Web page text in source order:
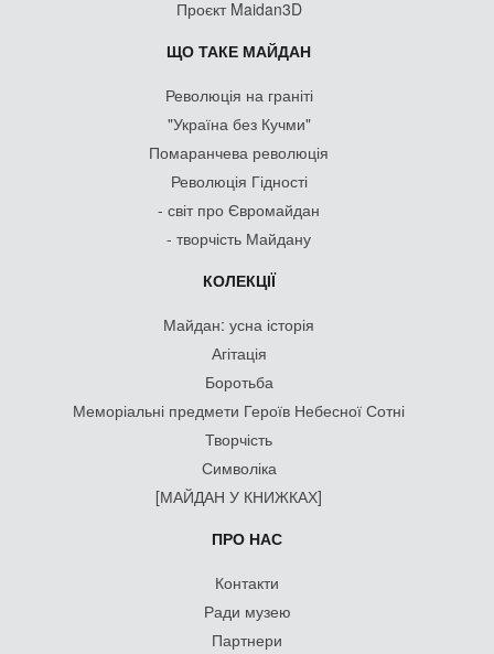
Проєкт Maidan3D
ЩО ТАКЕ МАЙДАН
Революція на граніті
"Україна без Кучми"
Помаранчева революція
Революція Гідності
- світ про Євромайдан
- творчість Майдану
КОЛЕКЦІЇ
Майдан: усна історія
Агітація
Боротьба
Меморіальні предмети Героїв Небесної Сотні
Творчість
Символіка
[МАЙДАН У КНИЖКАХ]
ПРО НАС
Контакти
Ради музею
Партнери